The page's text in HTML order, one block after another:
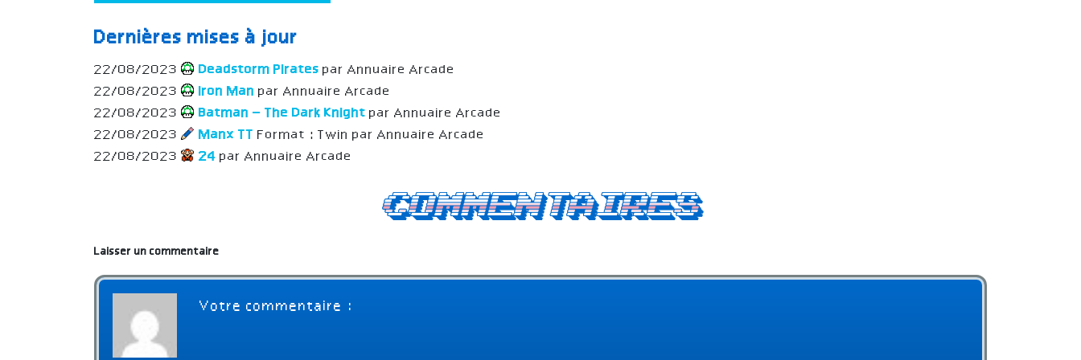
Dernières mises à jour
22/08/2023 Deadstorm Pirates par Annuaire Arcade
22/08/2023
Iron Man par Annuaire Arcade
22/08/2023
Batman – The Dark Knight par Annuaire Arcade
22/08/2023
Manx TT Format : Twin par Annuaire Arcade
22/08/2023
24 par Annuaire Arcade
Commentaires
Laisser un commentaire